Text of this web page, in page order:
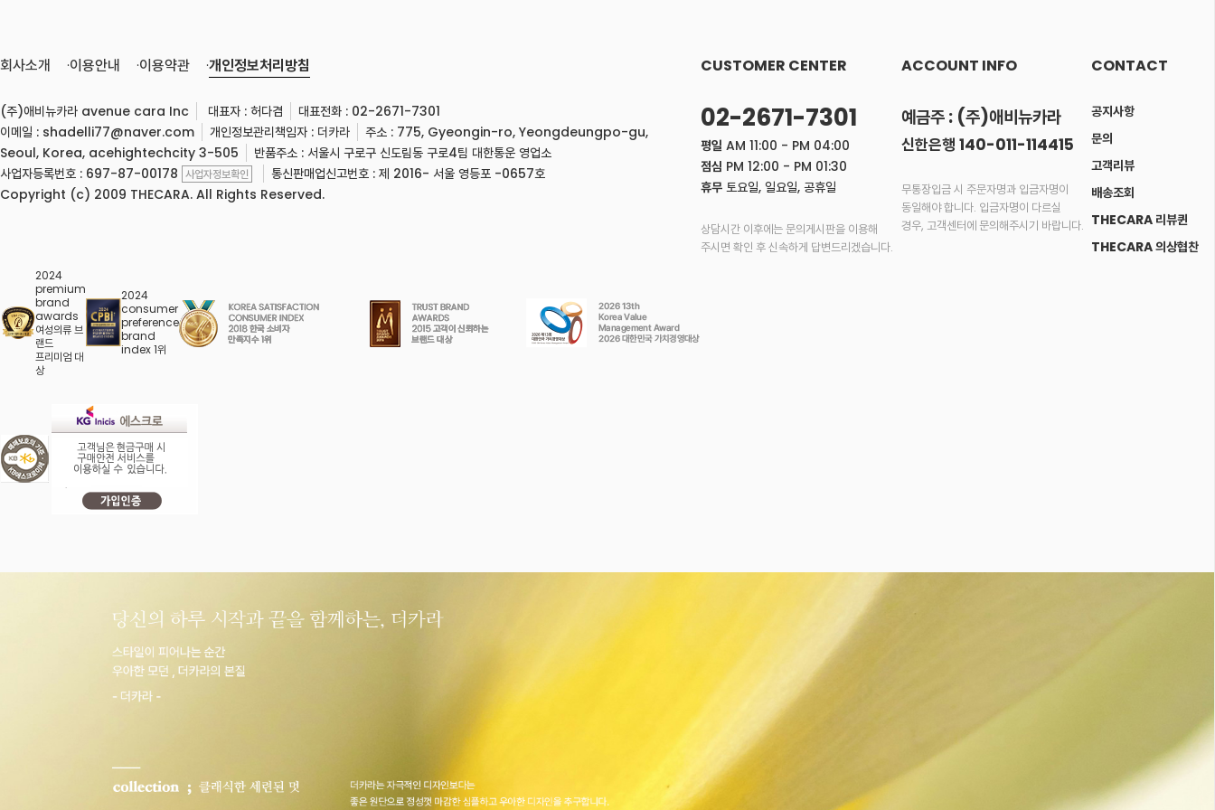
회사소개 이용안내 이용약관 개인정보처리방침
(주)애비뉴카라 avenue cara Inc 대표자 : 허다겸
대표전화 : 02-2671-7301
이메일 : shadelli77@naver.com
개인정보관리책임자 : 더카라
주소 : 775, Gyeongin-ro, Yeongdeungpo-gu,
Seoul, Korea, acehightechcity 3-505
반품주소 : 서울시 구로구 신도림동 구로4팀 대한통운 영업소
사업자등록번호 : 697-87-00178 사업자정보확인
통신판매업신고번호 : 제 2016- 서울 영등포 -0657호
Copyright (c) 2009 THECARA. All Rights Reserved.
2024
premium
brand
awards
여성의류 브
랜드
프리미엄 대
상
2024
consumer
preference
brand
index 1위
CUSTOMER CENTER
02-2671-7301
평일 AM 11:00 - PM 04:00
점심 PM 12:00 - PM 01:30
휴무 토요일, 일요일, 공휴일
상담시간 이후에는 문의게시판을 이용해
주시면 확인 후 신속하게 답변드리겠습니다.
ACCOUNT INFO
예금주 : (주)애비뉴카라
신한은행 140-011-114415
무통장입금 시 주문자명과 입금자명이
동일해야 합니다. 입금자명이 다르실
경우, 고객센터에 문의해주시기 바랍니다.
CONTACT
공지사항
문의
고객리뷰
배송조회
THECARA 리뷰퀸
THECARA 의상협찬